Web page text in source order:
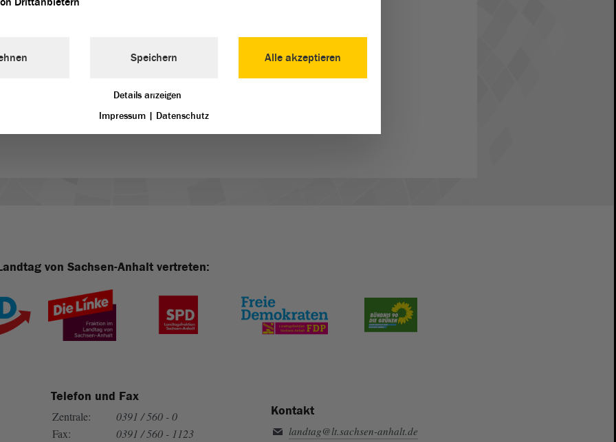
kommen jeAusschuss
die SPD zwei und BÜNDNIS 90/DIE GRÜNEN jeweils
im Überblick
Sprache.)
von Sachsen-Anhalt vertreten:
Telefon und Fax
Zentrale:
0391 / 560 - 0
Fax:
0391 / 560 - 1123
Kontakt
landtag@lt.sachsen-anhalt.de
Alle akzeptieren
Speichern
Details anzeigen
Impressum | Datenschutz